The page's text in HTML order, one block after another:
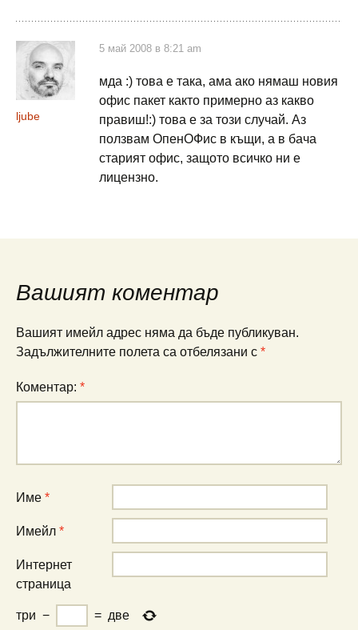
ljube
5 май 2008 в 8:21 am
мда :) това е така, ама ако нямаш новия
офис пакет както примерно аз какво
правиш!:) това е за този случай. Аз
ползвам ОпенОФис в къщи, а в бача
старият офис, защото всичко ни е
лицензно.
Вашият коментар
Вашият имейл адрес няма да бъде публикуван.
Задължителните полета са отбелязани с *
Коментар: *
Име *
Имейл *
Интернет
страница
три − = две